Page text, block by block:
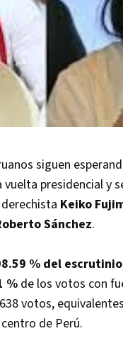
siguen
vuelta presidencial y
Keiko
Sánchez.
% del escrutinio
%de los votos con
votos,
de Perú.